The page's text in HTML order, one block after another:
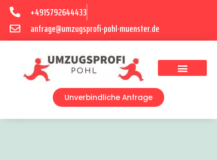
+4915792644433
anfrage@umzugsprofi-pohl-muenster.de
Unverbindliche Anfrage